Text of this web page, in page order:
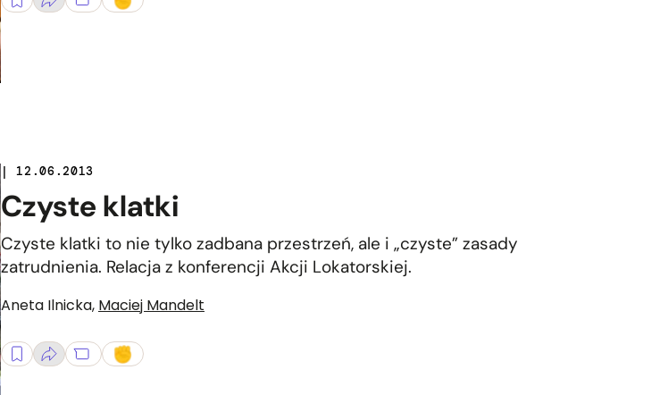
| 12.06.2013
Czyste klatki
Czyste klatki to nie tylko zadbana przestrzeń, ale i „czyste” zasady
zatrudnienia. Relacja z konferencji Akcji Lokatorskiej.
Aneta Ilnicka, Maciej Mandelt